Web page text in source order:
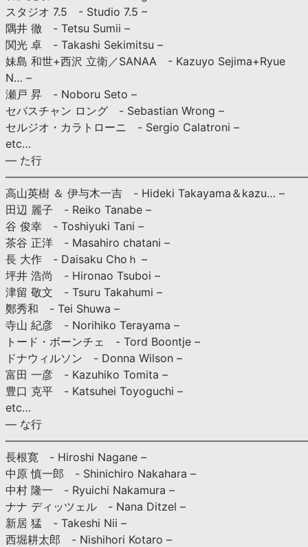
スタジオ 7.5 - Studio 7.5 –
隅井 徹 - Tetsu Sumii –
関光 卓 - Takashi Sekimitsu –
妹島 和世+西沢 立衛／SANAA - Kazuyo Sejima+Ryue
N… –
瀬戸 昇 - Noboru Seto –
セバスチャン ロング - Sebastian Wrong –
セルジオ・カラトローニ - Sergio Calatroni –
etc…
— た行
高山英樹 ＆ 伊与木一吉 - Hideki Takayama＆kazu… –
田辺 麗子 - Reiko Tanabe –
谷 俊幸 - Toshiyuki Tani –
茶谷 正洋 - Masahiro chatani –
長 大作 - Daisaku Choｈ –
坪井 浩尚 - Hironao Tsuboi –
津留 敬文 - Tsuru Takahumi –
鄭秀和 - Tei Shuwa –
寺山 紀彦 - Norihiko Terayama –
トード・ボーンチェ - Tord Boontje –
ドナウィルソン - Donna Wilson –
富田 一彦 - Kazuhiko Tomita –
豊口 克平 - Katsuhei Toyoguchi –
etc…
— な行
長根寛 - Hiroshi Nagane –
中原 慎一郎 - Shinichiro Nakahara –
中村 隆一 - Ryuichi Nakamura –
ナナ ディッツェル - Nana Ditzel –
新居 猛 - Takeshi Nii –
西堀耕太郎 - Nishihori Kotaro –